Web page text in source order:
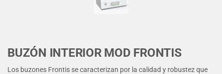
BUZÓN INTERIOR MOD FRONTIS
Los buzones Frontis se caracterizan por la calidad y robustez que